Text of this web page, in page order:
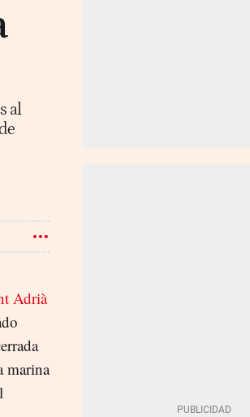
al
Adrià
marina